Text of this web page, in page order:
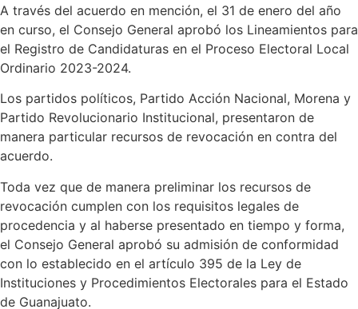
A través del acuerdo en mención, el 31 de enero del año
en curso, el Consejo General aprobó los Lineamientos para
el Registro de Candidaturas en el Proceso Electoral Local
Ordinario 2023-2024.
Los partidos políticos, Partido Acción Nacional, Morena y
Partido Revolucionario Institucional, presentaron de
manera particular recursos de revocación en contra del
acuerdo.
Toda vez que de manera preliminar los recursos de
revocación cumplen con los requisitos legales de
procedencia y al haberse presentado en tiempo y forma,
el Consejo General aprobó su admisión de conformidad
con lo establecido en el artículo 395 de la Ley de
Instituciones y Procedimientos Electorales para el Estado
de Guanajuato.